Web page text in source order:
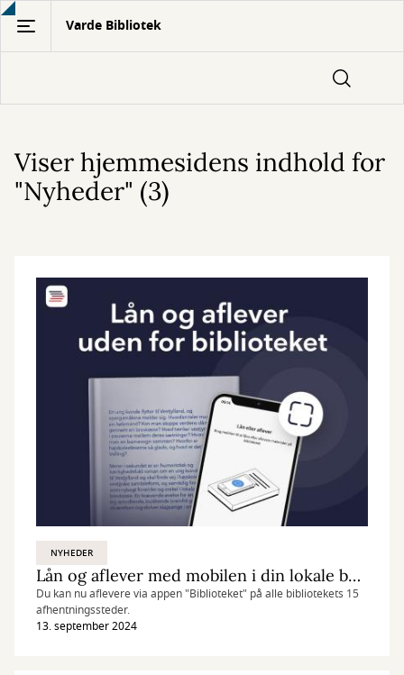
Gå
hovedindhold
Varde Bibliotek
Viser hjemmesidens indhold for
"Nyheder" (3)
NYHEDER
Lån og aflever med mobilen i din lokale butik
Du kan nu aflevere via appen "Biblioteket" på alle bibliotekets 15
afhentningssteder.
13. september 2024